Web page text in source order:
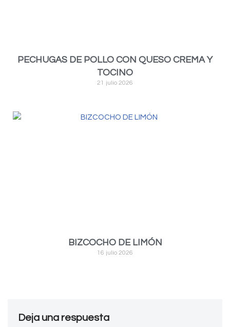
PECHUGAS DE POLLO CON QUESO CREMA Y
TOCINO
21 julio 2026
BIZCOCHO DE LIMÓN
16 julio 2026
Deja una respuesta